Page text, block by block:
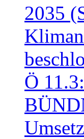
2035
Ö